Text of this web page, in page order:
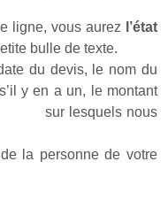
ligne, vous aurez
l’état
bulle de texte.
du devis, le nom du
y en a un, le montant
sur lesquels nous
la personne de votre